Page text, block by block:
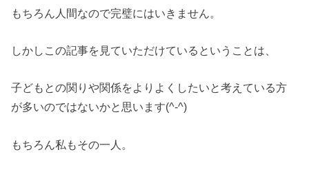
もちろん人間なので完璧にはいきません。
しかしこの記事を見ていただけているということは、
子どもとの関りや関係をよりよくしたいと考えている方
が多いのではないかと思います(^-^)
もちろん私もその一人。